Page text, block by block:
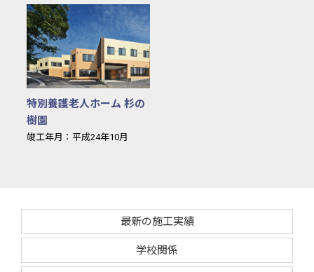
特別養護老人ホーム 杉の
樹園
竣工年月：平成24年10月
最新の施工実績
学校関係